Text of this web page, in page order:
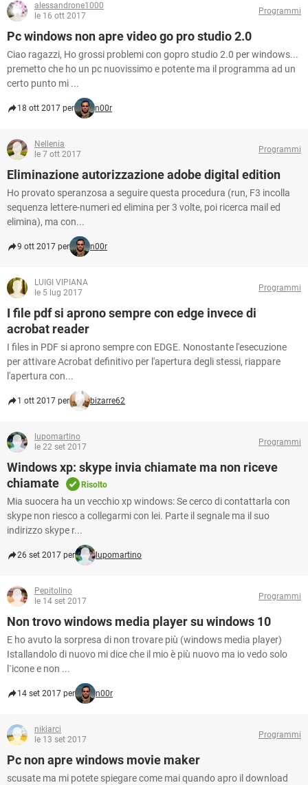
alessandrone1000
le 16 ott 2017
Programmi
Pc windows non apre video go pro studio 2.0
Ciao ragazzi, Ho grossi problemi con gopro studio 2.0 per windows...
premetto che ho un pc nuovissimo e potente ma il programma ad un
certo punto mi ...
18 ott 2017 per n00r
Nellenia
le 7 ott 2017
Programmi
Eliminazione autorizzazione adobe digital edition
Ho provato speranzosa a seguire questa procedura (run, F3 incolla
sequenza lettere-numeri ed elimina per 3 volte, poi ricerca mail ed
elimina), ma con...
9 ott 2017 per n00r
LUIGI VIPIANA
le 5 lug 2017
Programmi
I file pdf si aprono sempre con edge invece di
acrobat reader
I files in PDF si aprono sempre con EDGE. Nonostante l'esecuzione
per attivare Acrobat definitivo per l'apertura degli stessi, riappare
l'apertura con...
1 ott 2017 per bizarre62
lupomartino
le 22 set 2017
Programmi
Windows xp: skype invia chiamate ma non riceve
chiamate
Risolto
Mia suocera ha un vecchio xp windows: Se cerco di contattarla con
skype non riesco a collegarmi con lei. Parte il segnale ma il suo
indirizzo skype r...
26 set 2017 per lupomartino
Pepitolino
le 14 set 2017
Programmi
Non trovo windows media player su windows 10
E ho avuto la sorpresa di non trovare più (windows media player)
Istallandolo di nuovo mi dice che il mio è più nuovo ma io vedo solo
l`icone e non ...
14 set 2017 per n00r
nikiarci
le 13 set 2017
Programmi
Pc non apre windows movie maker
scusate ma mi potete spiegare come mai quando apro il download